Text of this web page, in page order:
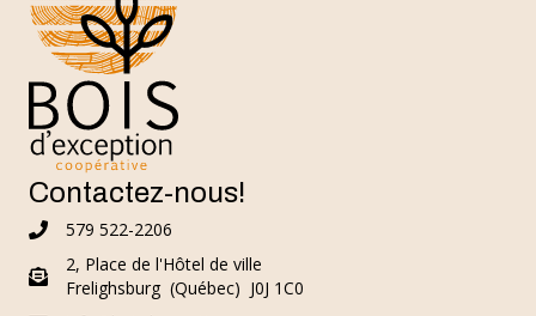
Contactez-nous!
579 522-2206
579 522-2206
2, Place de l'Hôtel de ville
Frelighsburg (Québec) J0J 1C0